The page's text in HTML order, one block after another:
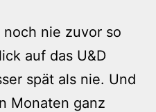
nie zuvor so
auf das U&D
spät als nie. Und
Monaten ganz